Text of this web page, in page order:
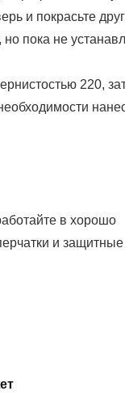
и покрасьте
пока не
220,
в хорошо
и защитные